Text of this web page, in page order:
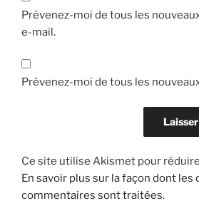
Prévenez-moi de tous les
e-mail.
Prévenez-moi de tous les
Ce site utilise Akismet pour
En savoir plus sur la façon dont les
commentaires sont traitées.